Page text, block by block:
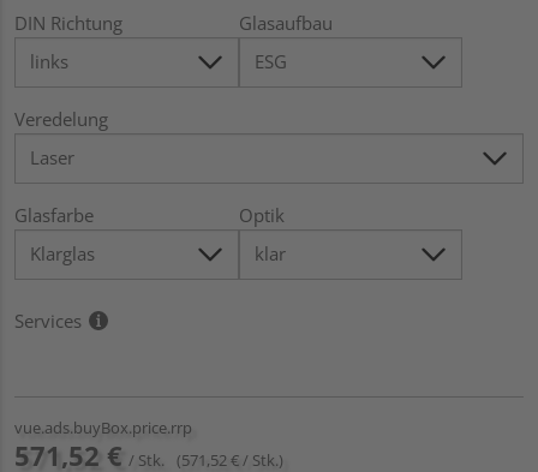
DIN Richtung Glasaufbau
Veredelung
Glasfarbe Optik
Services
vue.ads.buyBox.price.rrp
571,52 € / Stk. (571,52 € / Stk.)